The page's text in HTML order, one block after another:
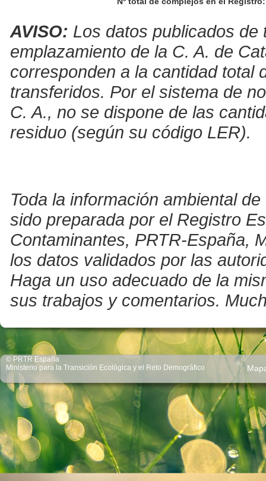
AVISO: Los datos publicados
emplazamiento de la C. A. de
corresponden a la cantidad total
transferidos. Por el sistema de
C. A., no se dispone de las
residuo (según su código LER).
Toda la información ambiental
sido preparada por el Registro
Contaminantes, PRTR-España,
los datos validados por las
Haga un uso adecuado de la
sus trabajos y comentarios.
© PRTR España
Ministerio para la Transición Ecológica y el Reto Demográfico